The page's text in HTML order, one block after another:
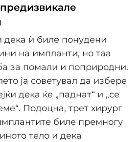
дека ѝ биле понудени
на импланти, но таа
за помали и поприродни.
ја советувал да избере
дека ќе „паднат“ и „се
Подоцна, трет хирург
биле премногу
тело и дека